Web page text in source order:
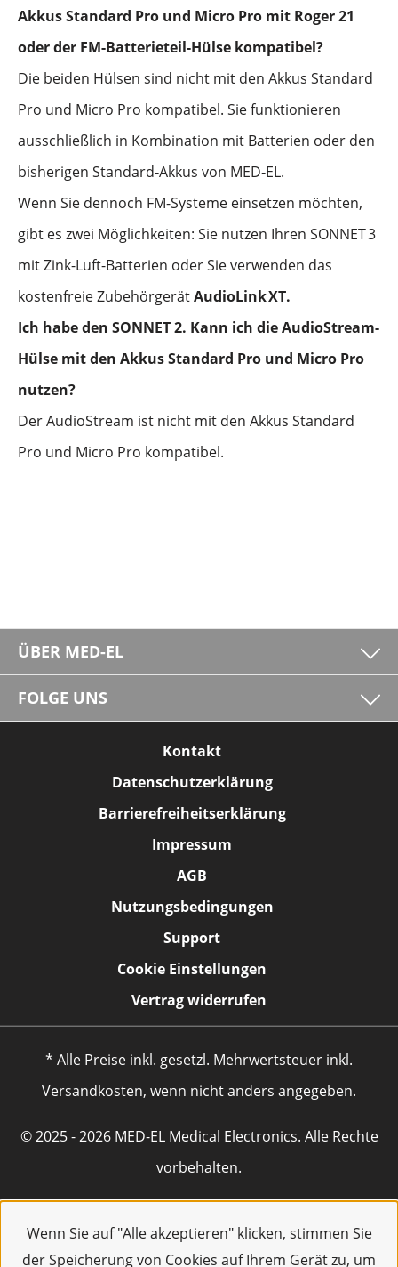
Wenn Sie auf "Alle akzeptieren" klicken, stimmen Sie
der Speicherung von Cookies auf Ihrem Gerät zu, um
Akkus Standard Pro und Micro Pro mit Roger 21
oder der FM-Batterieteil-Hülse kompatibel?
Die beiden Hülsen sind nicht mit den Akkus Standard
Pro und Micro Pro kompatibel. Sie funktionieren
ausschließlich in Kombination mit Batterien oder den
bisherigen Standard‑Akkus von MED‑EL.
Wenn Sie dennoch FM-Systeme einsetzen möchten,
gibt es zwei Möglichkeiten: Sie nutzen Ihren SONNET3
mit Zink-Luft-Batterien oder Sie verwenden das
kostenfreie ZubehörgerätAudioLinkXT.
Ich habe den SONNET 2. Kann ich die AudioStream-
Hülse mit den Akkus Standard Pro und Micro Pro
nutzen?
Der AudioStream ist nicht mit den Akkus Standard
Pro und Micro Pro kompatibel.
ÜBER MED-EL
FOLGE UNS
Kontakt
Datenschutzerklärung
Barrierefreiheitserklärung
Impressum
AGB
Nutzungsbedingungen
Support
Cookie Einstellungen
Vertrag widerrufen
* Alle Preise inkl. gesetzl. Mehrwertsteuer inkl.
Versandkosten, wenn nicht anders angegeben.
© 2025 - 2026 MED-EL Medical Electronics. Alle Rechte
vorbehalten.